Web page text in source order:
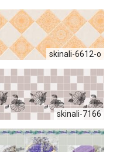
skinali-6612-o
skinali-7166